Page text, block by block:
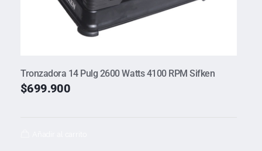
Tronzadora 14 Pulg 2600 Watts 4100 RPM Sifken
$699.900